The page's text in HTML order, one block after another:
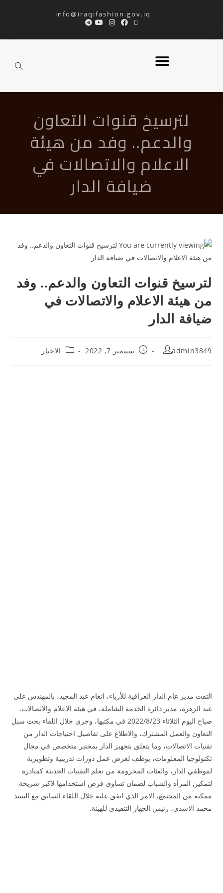
لترسيخ قنوات التعاون
والدعم.. وفد من هيئة
الاعلام والاتصالات في
ضيافة الدار
لترسيخ قنوات التعاون والدعم.. وفد
من هيئة الاعلام والاتصالات في
ضيافة الدار
admin3849 سبتمبر 7, 2022 الاخبار
التقت مدير عام الدار العراقية للأزياء، انعام عبد المجيد، بالمهندس علي
عبد الزهرة، مدير دائرة الخدمة الشاملة، في هيئة الاعلام والاتصالات،
صباح اليوم الثلاثاء 2022/8/23 في مكتبها، وجرى خلال اللقاء بحث سبل
التعاون والعمل المشترك، والاطلاع على تفاصيل احتياجات الدار من
تقنيات الاتصالات، وما يتعلق بتجهيز الدار بمختبر متخصص في مجال
تكنولوجيا المعلومات، يوظف لغرض عمل دورات تدريبية وتطويرية
لموظفي الدار، والفئات المحرومة من تعلم التقنيات الحديثة كمبادرة
لتمكين المرأه والشباب لضمان تساوي فرص استخدامها لاكبر شريحة
ممكنة من المجتمع، الامر الذي اتفق عليه خلال اللقاء السابق مع السيد
محمد الاسدي، رئيس الجهاز التنفيذي للهيئة.